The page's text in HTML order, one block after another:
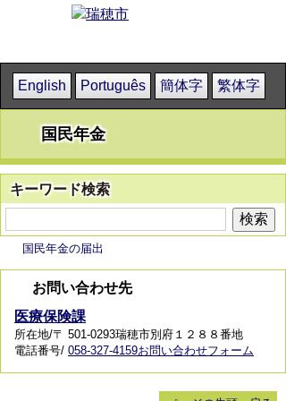
English Português 簡体字 繁体字
国民年金
キーワード検索
国民年金の届出
お問い合わせ先
医療保険課
所在地/〒 501-0293瑞穂市別府１２８８番地
電話番号/ 058-327-4159お問い合わせフォーム